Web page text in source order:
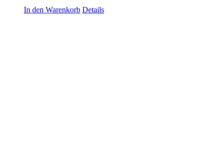
In den Warenkorb Details